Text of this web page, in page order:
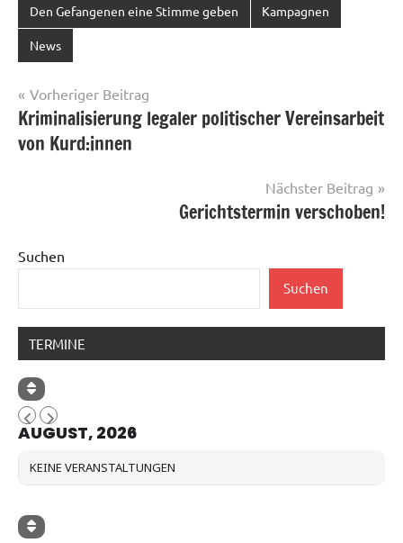
Den Gefangenen eine Stimme geben Kampagnen
News
Beitragsnavigation
Vorheriger Beitrag
Kriminalisierung legaler politischer Vereinsarbeit
von Kurd:innen
Nächster Beitrag
Gerichtstermin verschoben!
Suchen
Suchen
TERMINE
AUGUST, 2026
KEINE VERANSTALTUNGEN